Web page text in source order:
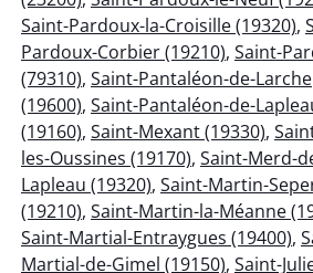
Saint-Pardoux-la-Croisille (19320),
Pardoux-Corbier (19210), Saint-
(79310), Saint-Pantaléon-de-Larche
(19600), Saint-Pantaléon-de-
(19160), Saint-Mexant (19330),
les-Oussines (19170), Saint-Merd-
Lapleau (19320), Saint-Martin-
(19210), Saint-Martin-la-Méanne
Saint-Martial-Entraygues (19400),
Martial-de-Gimel (19150), Saint-